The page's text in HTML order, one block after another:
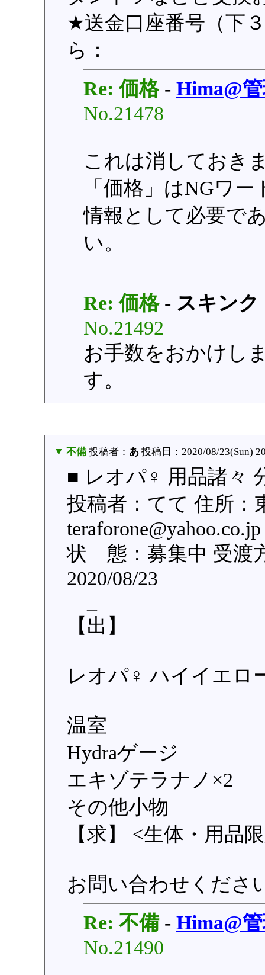
★送金口座番号（下
ら：
Re: 価格- Hima@
No.21478
これは消しておき
「価格」はNGワー
情報として必要で
い。
Re: 価格- スキンク
No.21492
お手数をおかけし
す。
▼ 不備投稿者： あ投稿日：2020/08/23(Sun)
■ レオパ♀ 用品諸々
投稿者：てて 住所：
状 態：募集中 受渡
2020/08/23
【出】
レオパ♀ ハイイエロ
温室
Hydraゲージ
エキゾテラナノ×2
その他小物
【求】 <生体・用品
お問い合わせくださ
Re: 不備- Hima@
No.21490